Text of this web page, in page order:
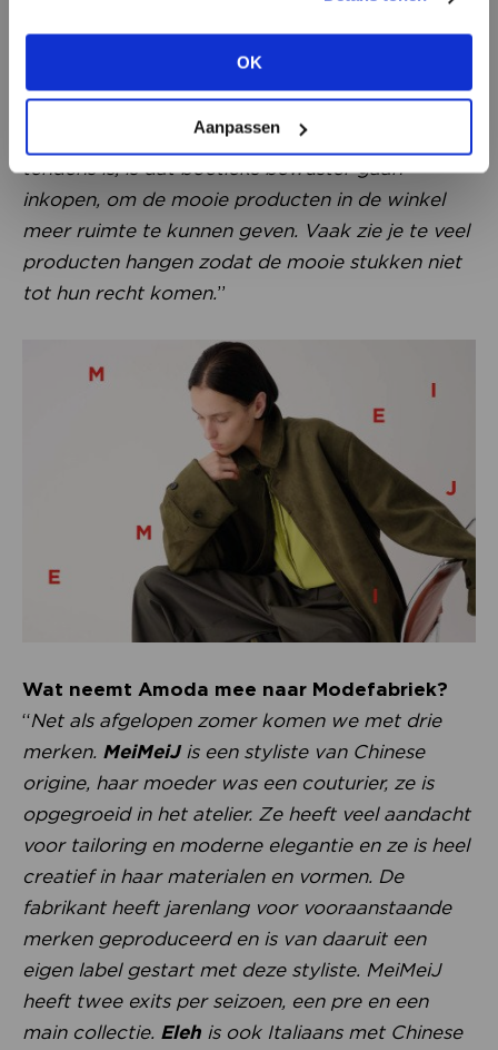
OK
Aanpassen
aan of bekijk de andere mogelijkheden.
BEKIJK ALLE OPTIES
krijgen en hun clientèle breed te houden. Je wil
de dochter van de moeder ook kunnen
bedienen, maar wel met een kwalitatief goed
product voor die lagere prijs. Wat ook een
tendens is, is dat boetieks bewuster gaan
inkopen, om de mooie producten in de winkel
meer ruimte te kunnen geven. Vaak zie je te veel
producten hangen zodat de mooie stukken niet
tot hun recht komen.”
Wat neemt Amoda mee naar Modefabriek?
“Net als afgelopen zomer komen we met drie
merken. MeiMeiJ is een styliste van Chinese
origine, haar moeder was een couturier, ze is
opgegroeid in het atelier. Ze heeft veel aandacht
voor tailoring en moderne elegantie en ze is heel
creatief in haar materialen en vormen. De
fabrikant heeft jarenlang voor vooraanstaande
merken geproduceerd en is van daaruit een
eigen label gestart met deze styliste. MeiMeiJ
heeft twee exits per seizoen, een pre en een
main collectie. Eleh is ook Italiaans met Chinese